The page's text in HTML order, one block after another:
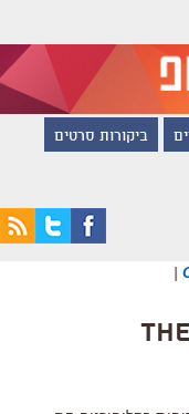
ביקורות סרטים
|